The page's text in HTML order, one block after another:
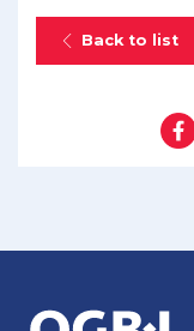
Back to list